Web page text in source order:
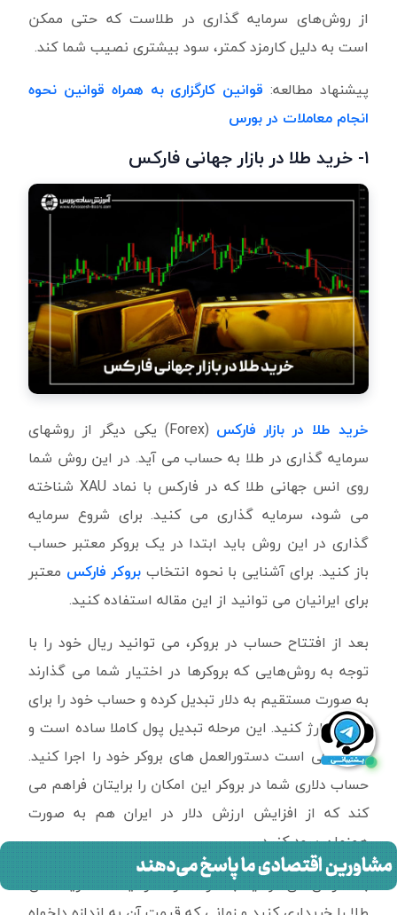
از روش‌های سرمایه گذاری در طلاست که حتی ممکن
است به دلیل کارمزد کمتر، سود بیشتری نصیب شما کند.
پیشنهاد مطالعه: قوانین کارگزاری به همراه قوانین نحوه
انجام معاملات در بورس
۱- خرید طلا در بازار جهانی فارکس
خرید طلا در بازار فارکس
(Forex) یکی دیگر از روشهای
سرمایه گذاری در طلا به حساب می آید. در این روش شما
روی انس جهانی طلا که در فارکس با نماد XAU شناخته
می شود، سرمایه گذاری می کنید. برای شروع سرمایه
گذاری در این روش باید ابتدا در یک بروکر معتبر حساب
باز کنید. برای آشنایی با نحوه انتخاببروکر فارکس معتبر
برای ایرانیان می توانید از این مقاله استفاده کنید.
بعد از افتتاح حساب در بروکر، می توانید ریال خود را با
توجه به روش‌هایی که بروکرها در اختیار شما می گذارند
به صورت مستقیم به دلار تبدیل کرده و حساب خود را برای
خرید شارژ کنید. این مرحله تبدیل پول کاملا ساده است و
فقط کافی است دستورالعمل های بروکر خود را اجرا کنید.
حساب دلاری شما در بروکر این امکان را برایتان فراهم می
کند که از افزایش ارزش دلار در ایران هم به صورت
همزمان سود کنید.
بعد از آن می توانید با هر اندازه سرمایه که دارید انس